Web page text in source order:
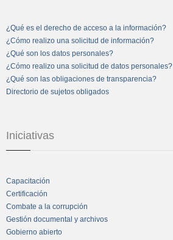
¿Qué es el derecho de acceso a la información?
¿Cómo realizo una solicitud de información?
¿Qué son los datos personales?
¿Cómo realizo una solicitud de datos personales?
¿Qué son las obligaciones de transparencia?
Directorio de sujetos obligados
Iniciativas
Capacitación
Certificación
Combate a la corrupción
Gestión documental y archivos
Gobierno abierto